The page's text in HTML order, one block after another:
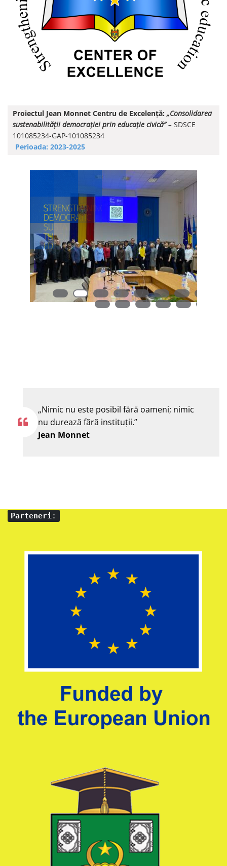
Proiectul Jean Monnet Centru de Excelență: „Consolidarea
sustenabilității democrației prin educație civică”– SDSCE
101085234-GAP-101085234
Perioada: 2023-2025
„Nimic nu este posibil fără oameni; nimic
nu durează fără instituţii.”
Jean Monnet
Parteneri: